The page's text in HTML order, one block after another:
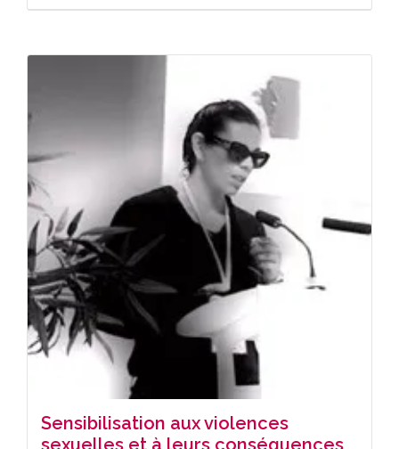
Sensibilisation aux violences
sexuelles et à leurs conséquences